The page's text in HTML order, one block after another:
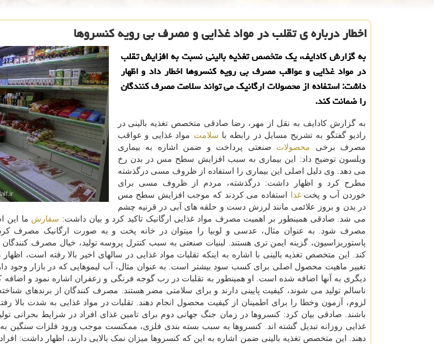
اخطار درباره ی تقلب در مواد غذایی و مصرف بی رویه کنسروها
به گزارش کادایف، یک متخصص تغذیه بالینی نسبت به افزایش تقلب
در مواد غذایی و عواقب مصرف بی رویه کنسروها اخطار داد و اظهار
داشت: استفاده از محصولات ارگانیک می تواند سلامت مصرف کنندگان
را ضمانت کند.
به گزارش کادایف به نقل از مهر، رضا صادقی متخصص تغذیه بالینی در
رادیو گفتگو به تشریح مسایل در رابطه با سلامت مواد غذایی و عواقب
مصرف برخی محصولات صنعتی پرداخت و ضمن اشاره به بیماری
ویلسون توضیح داد: این بیماری به سبب افزایش سطح مس در بدن رخ
می دهد. وی دلیل اصلی این بیماری را استفاده از ظروف مسی درگذشته
مطرح کرد و اظهار داشت: درگذشته، مردم از ظروف مسی برای
خوردن آب و پختغذا
استفاده می کردند که موجب افزایش سطح مس
در بدن و بروز علائمی مانند لرزش دست و حلقه های آبی در قرنیه چشم
می شد. صادقی همینطور بر اهمیت مصرف مواد غذایی ارگانیک تاکید کرد و بیان داشت: سفارش ما این
مصرف شود. به عنوان مثال، عدسی و لوبیا را میتوان در خانه پخت و به صورت ارگانیک مصرف
پاستوریزاسیون، گزینه ایمن تری هستند. لبنیات صنعتی به سبب کنترل پروسه تولید، خیال مصرف
کند. این متخصص تغذیه بالینی با اشاره به اینکه تقلبات مواد غذایی در سالهای اخیر بالا رفته است،
تغییر ماهیت محصول اصلی برای کسب سود بیشتر است. به عنوان مثال، آب لیموهایی که در بازار وجود
دیگری به آنها اضافه شده است. او همینطور به تقلبات در رب گوجه فرنگی و زعفران اشاره نمود و
ناسالم تولید می شوند، کیفیت پایینی دارند و برای سلامتی مضر هستند. مصرف کنندگان از برندهای
لزوم، آزمون وخطا را برای اطمینان از کیفیت محصول انجام دهند. تقلبات در مواد غذایی به شدت بالا
باشند. صادقی بیان کرد: کنسروها در زمان جنگ جهانی دوم برای تامین غذای افراد در شرایط بحرانی
غذایی روزانه تبدیل گشته اند. کنسروها به سبب بسته بندی فلزی، ممکنست موجب ورود فلزات سنگین
دهند. این متخصص تغذیه بالینی ضمن اشاره به این که کنسروها میزان نمک بالایی دارند، اظهار داشت: